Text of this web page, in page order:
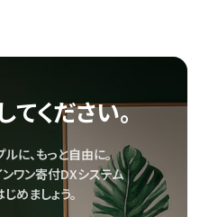
ください。
に、もっと自由に。
ワン寄付DXシステム
めましょう。